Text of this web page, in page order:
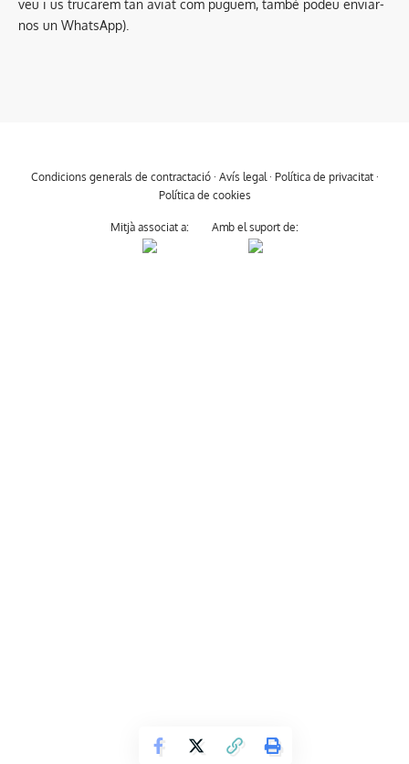
veu i us trucarem tan aviat com puguem, també podeu enviar-
nos un WhatsApp).
Condicions generals de contractació· Avís legal · Política de privacitat·
Política de cookies
Mitjà associat a: Amb el suport de: